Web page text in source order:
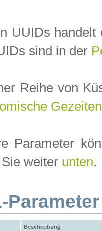
UUIDs
sind in der
Reihe von
Parameter
weiter unten.
Parameter
Beschreibung